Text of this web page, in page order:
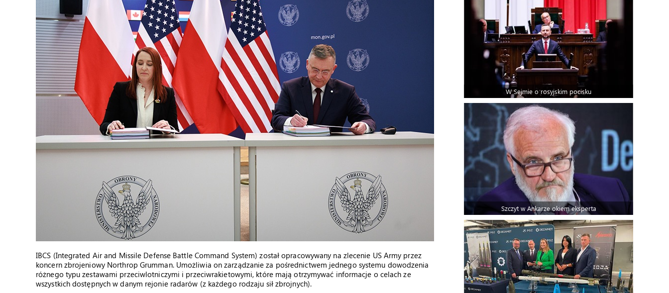
IBCS (Integrated Air and Missile Defense Battle Command System) został opracowywany na zlecenie US Army przez
koncern zbrojeniowy Northrop Grumman. Umożliwia on zarządzanie za pośrednictwem jednego systemu dowodzenia
różnego typu zestawami przeciwlotniczymi i przeciwrakietowymi, które mają otrzymywać informacje o celach ze
wszystkich dostępnych w danym rejonie radarów (z każdego rodzaju sił zbrojnych).
W Sejmie o rosyjskim pocisku
Szczyt w Ankarze okiem eksperta